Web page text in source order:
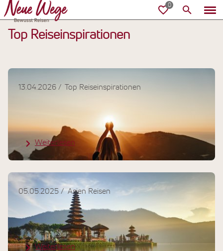
Top Reiseinspirationen
Top Reiseinspirationen
13.04.2026
Vorteile einer Pauschalreise
Weiterlesen
Asien Reisen
05.05.2025
Spirituelle Kraftorte auf Bali:
Ausflugstipps & Erlebnisse
Weiterlesen